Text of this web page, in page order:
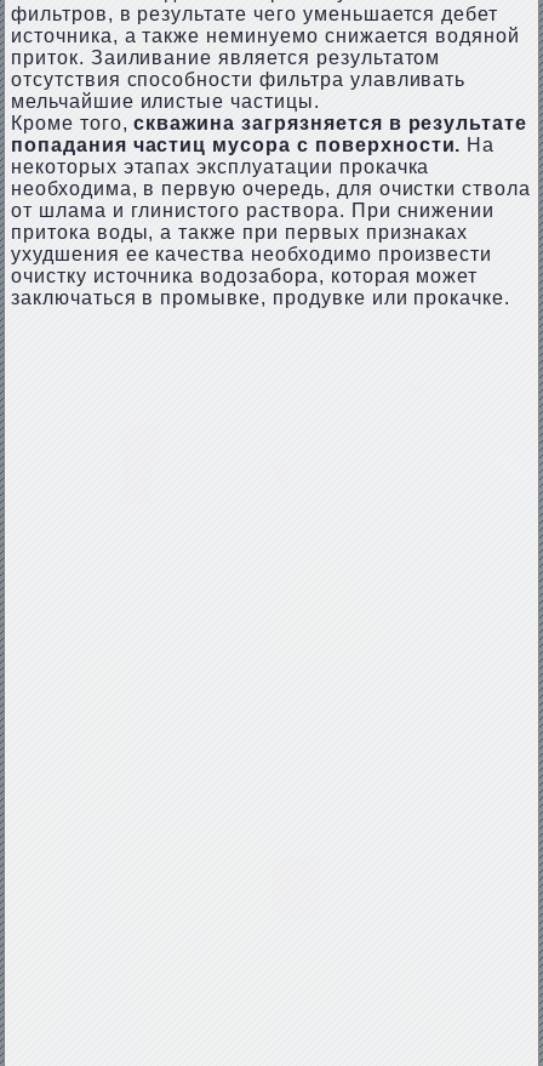
фильтров, в результате чего уменьшается дебет
источника, а также неминуемо снижается водяной
приток. Заиливание является результатом
отсутствия способности фильтра улавливать
мельчайшие илистые частицы.
Кроме того,скважина загрязняется в результате
попадания частиц мусора с поверхности. На
некоторых этапах эксплуатации прокачка
необходима, в первую очередь, для очистки ствола
от шлама и глинистого раствора. При снижении
притока воды, а также при первых признаках
ухудшения ее качества необходимо произвести
очистку источника водозабора, которая может
заключаться в промывке, продувке или прокачке.